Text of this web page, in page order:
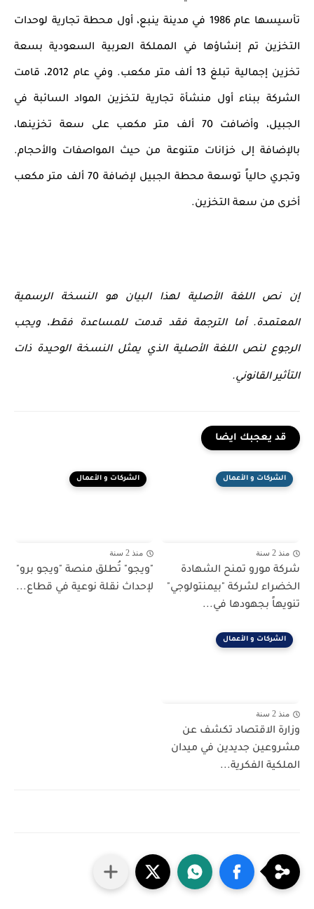
تأسيسها عام 1986 في مدينة ينبع، أول محطة تجارية لوحدات
التخزين تم إنشاؤها في المملكة العربية السعودية بسعة
تخزين إجمالية تبلغ 13 ألف متر مكعب. وفي عام 2012، قامت
الشركة ببناء أول منشأة تجارية لتخزين المواد السائبة في
الجبيل، وأضافت 70 ألف متر مكعب على سعة تخزينها،
بالإضافة إلى خزانات متنوعة من حيث المواصفات والأحجام.
وتجري حالياً توسعة محطة الجبيل لإضافة 70 ألف متر مكعب
أخرى من سعة التخزين.
إن نص اللغة الأصلية لهذا البيان هو النسخة الرسمية
المعتمدة. أما الترجمة فقد قدمت للمساعدة فقط، ويجب
الرجوع لنص اللغة الأصلية الذي يمثل النسخة الوحيدة ذات
التأثير القانوني.
قد يعجبك ايضا
الشركات و الأعمال
منذ 2 سنة
شركة مورو تمنح الشهادة
الخضراء لشركة "بيمنتولوجي"
تنويهاً بجهودها في...
الشركات و الأعمال
منذ 2 سنة
"ويجو" تُطلق منصة "ويجو برو"
لإحداث نقلة نوعية في قطاع...
الشركات و الأعمال
منذ 2 سنة
وزارة الاقتصاد تكشف عن
مشروعين جديدين في ميدان
الملكية الفكرية...